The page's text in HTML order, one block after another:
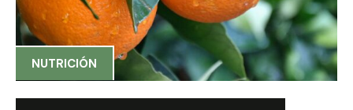
NUTRICIÓN